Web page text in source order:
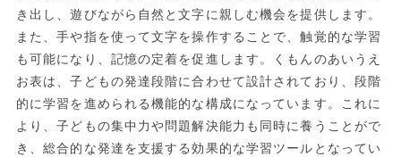
き出し、遊びながら自然と文字に親しむ機会を提供します。
また、手や指を使って文字を操作することで、触覚的な学習
も可能になり、記憶の定着を促進します。くもんのあいうえ
お表は、子どもの発達段階に合わせて設計されており、段階
的に学習を進められる機能的な構成になっています。これに
より、子どもの集中力や問題解決能力も同時に養うことがで
き、総合的な発達を支援する効果的な学習ツールとなってい